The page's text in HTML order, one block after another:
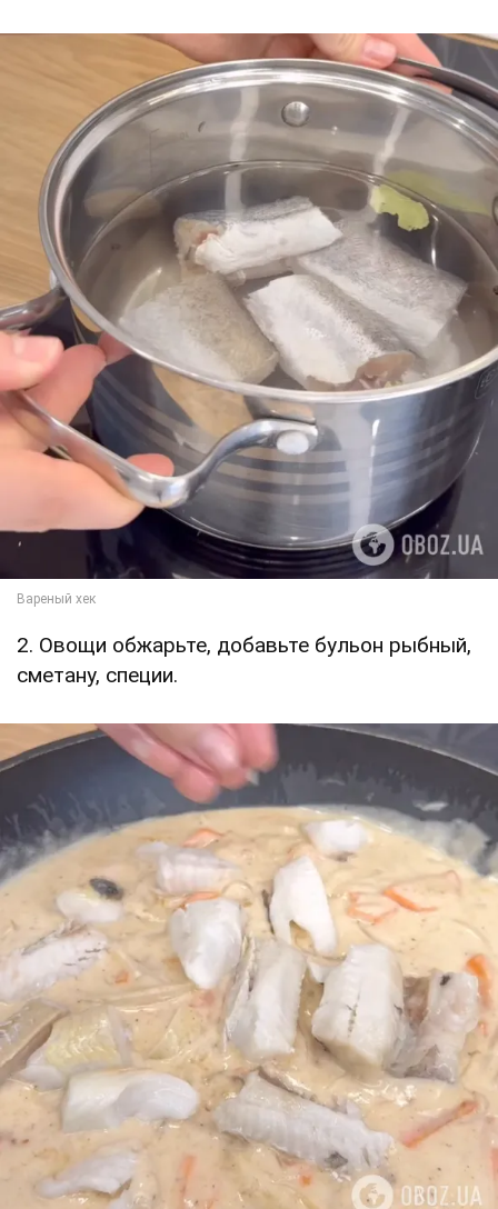
2. Овощи обжарьте, добавьте бульон рыбный,
сметану, специи.